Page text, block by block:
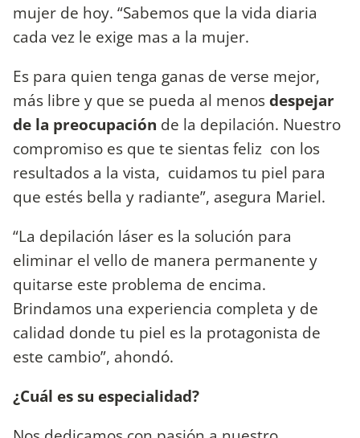
mujer de hoy. “Sabemos que la vida diaria
cada vez le exige mas a la mujer.
Es para quien tenga ganas de verse mejor,
más libre y que se pueda al menosdespejar
de la preocupación de la depilación. Nuestro
compromiso es que te sientas feliz con los
resultados a la vista, cuidamos tu piel para
que estés bella y radiante”, asegura Mariel.
“La depilación láser es la solución para
eliminar el vello de manera permanente y
quitarse este problema de encima.
Brindamos una experiencia completa y de
calidad donde tu piel es la protagonista de
este cambio”, ahondó.
¿Cuál es su especialidad?